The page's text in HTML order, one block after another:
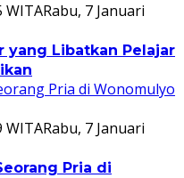
WITARabu, 7 Januari
yang Libatkan Pelajar
WITARabu, 7 Januari
Pria di